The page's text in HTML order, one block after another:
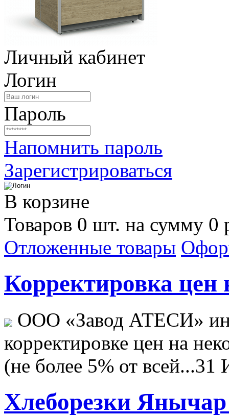
Личный кабинет
Логин
Пароль
Напомнить пароль
Зарегистрироваться
В корзине
Товаров 0 шт. на сумму 0
Отложенные товары
Корректировка цен
ООО «Завод АТЕСИ»
корректировке цен на
(не более 5% от всей...31
Хлеборезки Янычар